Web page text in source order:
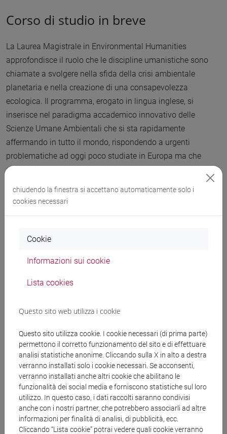
Corso di studio in breve
La Laurea Magistrale in Environmental Humanities
approfondisce il ruolo che le discipline umanistiche sono
chiamate a svolgere nella sfida della crisi ambientale
planetaria e nella creazione di una consapevolezza
ecologica. Il programma, erogato in lingua inglese, si
inserisce nel paradigma accademico innovativo delle
Scienze Umane Ambientali che si sta rapidamente
affermando in tutto il mondo, rispondendo a urgenti
problematiche ad oggi poco studiate in Europa ma che
stanno prendendo piede nel mondo anglofono, nei paesi
nordici e in Asia. Si basa su un'attenta analisi dei dinamismi
socio-culturali locali e globali, sulla scorta di un approccio
discipline inerenti alla "natura" e quelle inerenti alla "cultura".
ricerca capace di mettere in dialogo le scienze naturali, le
scienze sociali e la cultura umanistica in tutte le sue
generazione di operatori culturali, intellettuali pubblici,
educare ad un futuro sostenibile per l'ecosistema terrestre.
In un'epoca sempre più caratterizzata da società
multietniche complesse e da fenomeni migratori sempre più
causati dai cambiamenti climatici, questo programma
affronta i temi ambientali in una prospettiva globale e
interculturale, per valorizzare i modelli di relazione tra
umanità, specie non umane e biosfera caratteristici di
diverse società, anche in una prospettiva storica.
chiudendo la finestra si accettano automaticamente solo i
cookies necessari
Cookie
Informazioni sui cookie
Lista cookies
Questo sito web utilizza i cookie
Questo sito utilizza cookie. I cookie necessari (di prima parte)
permettono il corretto funzionamento del sito e di effettuare
analisi statistiche anonime. Cliccando sulla X in alto a destra
verranno installati solo i cookie necessari. Se acconsenti,
verranno installati anche altri cookie che abilitano le
funzionalità dei social media e forniscono statistiche sul loro
utilizzo. In questo caso, i dati raccolti saranno condivisi
anche con i nostri partner, che potrebbero associarli ad altre
informazioni per finalità di analisi, di pubblicità, ecc.
Cliccando “Lista cookie” potrai vedere quali cookie verranno